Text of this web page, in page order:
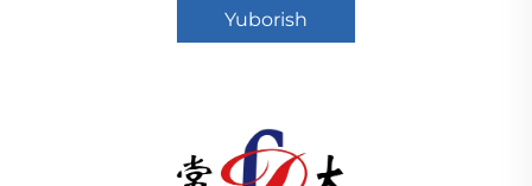
Yuborish